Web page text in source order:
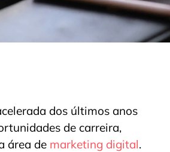
dos últimos anos
de carreira,
área de marketing digital.